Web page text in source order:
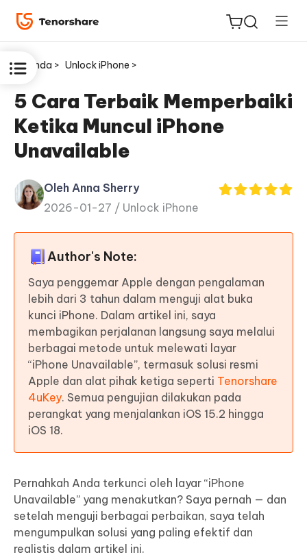
ReiBoot
untuk
iOS
Tenorshare
PDNob
iAnyGo
Beranda > Unlock iPhone >
5 Cara Terbaik Memperbaiki
Ketika Muncul iPhone
Unavailable
Oleh Anna Sherry
2026-01-27 / Unlock iPhone
Author's Note:
Saya penggemar Apple dengan pengalaman
lebih dari 3 tahun dalam menguji alat buka
kunci iPhone. Dalam artikel ini, saya
membagikan perjalanan langsung saya melalui
berbagai metode untuk melewati layar
“iPhone Unavailable”, termasuk solusi resmi
Apple dan alat pihak ketiga seperti Tenorshare
4uKey. Semua pengujian dilakukan pada
perangkat yang menjalankan iOS 15.2 hingga
iOS 18.
Pernahkah Anda terkunci oleh layar “iPhone
Unavailable” yang menakutkan? Saya pernah — dan
setelah menguji berbagai perbaikan, saya telah
mengumpulkan solusi yang paling efektif dan
realistis dalam artikel ini.